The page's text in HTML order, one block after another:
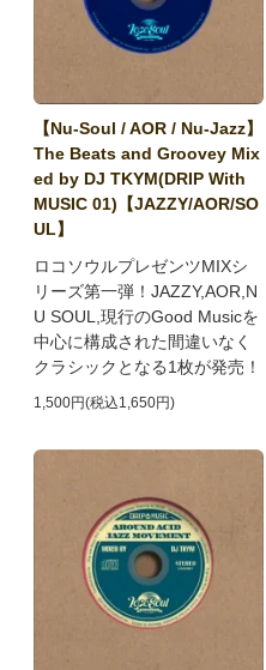
【Nu-Soul / AOR / Nu-Jazz】
The Beats and Groovey Mix
ed by DJ TKYM(DRIP With
MUSIC 01)【JAZZY/AOR/SO
UL】
ロコソウルプレゼンツMIXシ
リーズ第一弾！JAZZY,AOR,N
U SOUL,現行のGood Musicを
中心に構成された間違いなく
クラシックとなる1枚が発売！
1,500円(税込1,650円)